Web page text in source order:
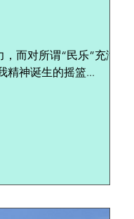
而对所谓“民乐”充满了轻
精神诞生的摇篮...